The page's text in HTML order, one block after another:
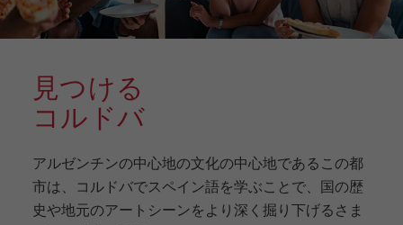
見つける
コルドバ
アルゼンチンの中心地の文化の中心地であるこの都
市は、コルドバでスペイン語を学ぶことで、国の歴
史や地元のアートシーンをより深く掘り下げるさま